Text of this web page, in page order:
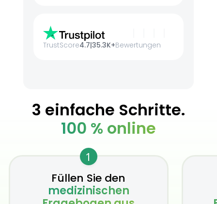
TrustScore4.7|35.3K+Bewertungen
3 einfache Schritte.
100 % online
1
Füllen Sie den
medizinischen